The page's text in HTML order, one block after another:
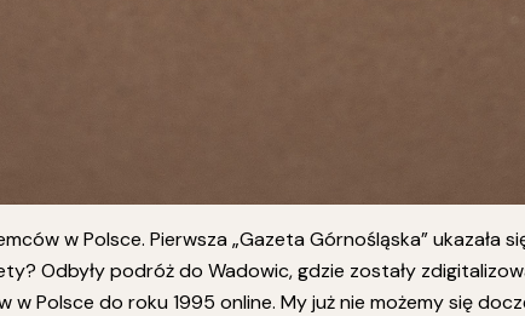
w Polsce. Pierwsza „Gazeta Górnośląska” ukazała
Odbyły podróż do Wadowic, gdzie zostały
Polsce do roku 1995 online. My już nie możemy się